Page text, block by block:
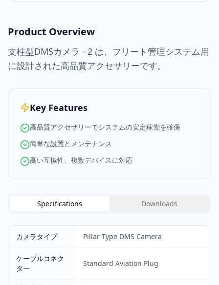
Product Overview
支柱型DMSカメラ - 2 は、フリート管理システム用
に設計された高品質アクセサリーです。
Key Features
高品質アクセサリーでシステムの安定稼働を確保
簡単な設置とメンテナンス
高い互換性、複数デバイスに対応
Specifications Downloads
カメラタイプ Pillar Type DMS Camera
ケーブルコネク
ター
Standard Aviation Plug